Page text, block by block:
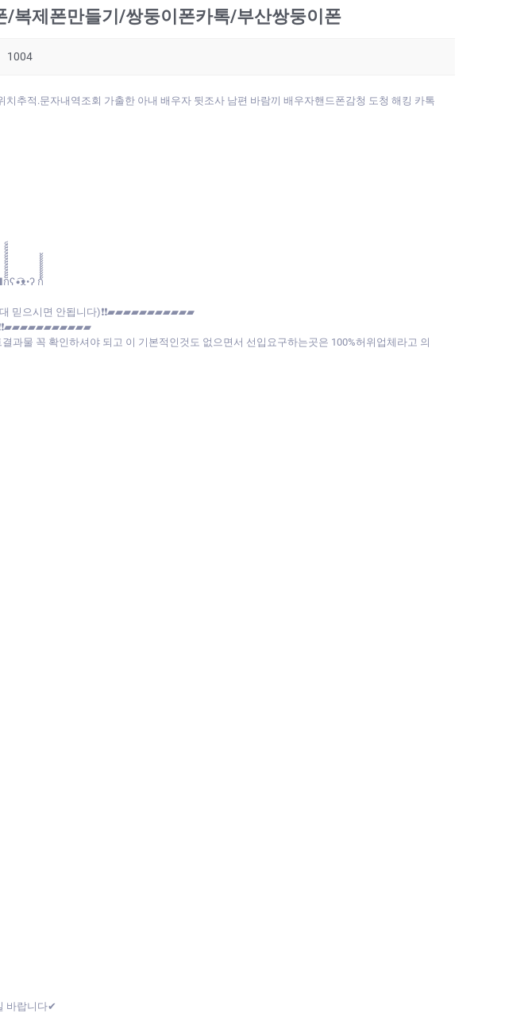
제폰만들기/쌍둥이폰카톡/부산쌍둥이폰
1004
추적.문자내역조회 가출한 아내 배우자 뒷조사 남편 바람끼 배우자핸드폰감청 도청 해킹 카톡
ʕ•͡ᴥ•ʔ ก้้้้้้้้้้้
믿으시면 안됩니다)❗❗▰▰▰▰▰▰▰▰▰▰▰
물 꼭 확인하셔야 되고 이 기본적인것도 없으면서 선입요구하는곳은 100%허위업체라고 의
바랍니다✔